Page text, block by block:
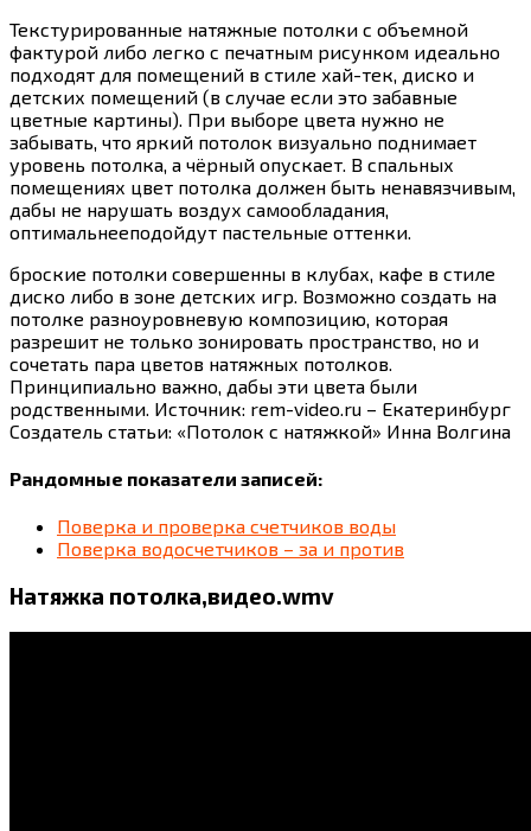
Текстурированные натяжные потолки с объемной
фактурой либо легко с печатным рисунком идеально
подходят для помещений в стиле хай-тек, диско и
детских помещений (в случае если это забавные
цветные картины). При выборе цвета нужно не
забывать, что яркий потолок визуально поднимает
уровень потолка, а чёрный опускает. В спальных
помещениях цвет потолка должен быть ненавязчивым,
дабы не нарушать воздух самообладания,
оптимальнееподойдут пастельные оттенки.
броские потолки совершенны в клубах, кафе в стиле
диско либо в зоне детских игр. Возможно создать на
потолке разноуровневую композицию, которая
разрешит не только зонировать пространство, но и
сочетать пара цветов натяжных потолков.
Принципиально важно, дабы эти цвета были
родственными. Источник: rem-video.ru – Екатеринбург
Создатель статьи: «Потолок с натяжкой» Инна Волгина
Рандомные показатели записей:
Поверка и проверка счетчиков воды
Поверка водосчетчиков – за и против
Натяжка потолка,видео.wmv